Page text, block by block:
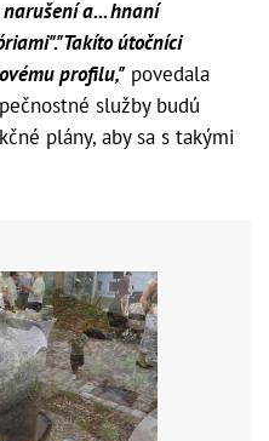
a... hnaní
"Takíto útočníci
profilu," povedala
služby budú
plány, aby sa s takými